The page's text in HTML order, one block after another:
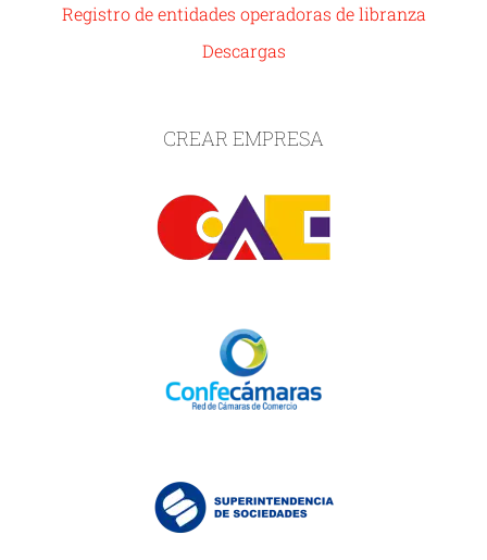
Registro de entidades operadoras de libranza
Descargas
CREAR EMPRESA